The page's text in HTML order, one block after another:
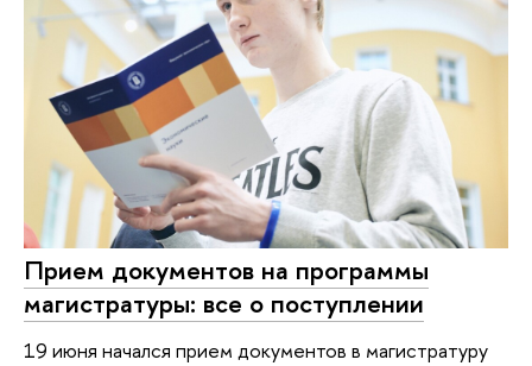
Прием документов на программы
магистратуры: все о поступлении
19 июня начался прием документов в магистратуру